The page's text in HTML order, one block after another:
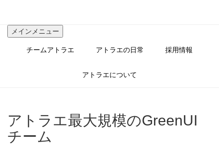
メインメニュー
チームアトラエ アトラエの日常 採用情報
アトラエについて
アトラエ最大規模のGreenUI
チーム